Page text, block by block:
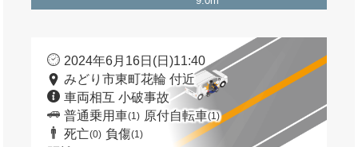
2024年6月16日(日)11:40
みどり市東町花輪 付近
車両相互 小破事故
普通乗用車(1) 原付自転車(1)
死亡(0) 負傷(1)